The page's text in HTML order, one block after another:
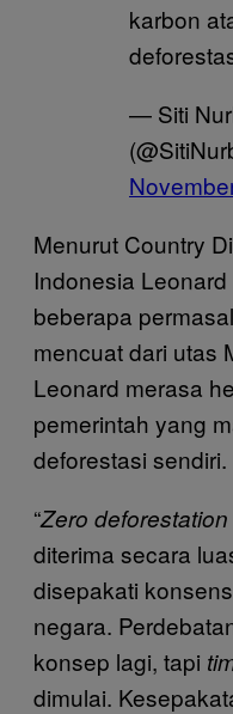
karbon
— Siti
Menurut Country
Indonesia
beberapa
mencuat dari utas
Leonard merasa
pemerintah yang
deforestasi sendiri.
“Zero deforestation
diterima secara
disepakati
negara.
konsep lagi, tapi
dimulai.